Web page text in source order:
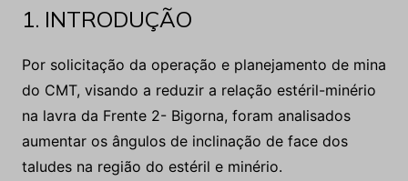
na lavra da Frente 2- Bigorna, foram analisados
taludes na região do estéril e minério.
Em todas as regiões foram realizadas as análises de
estabilidade. Inicialmente foram realizadas as
análises para os taludes dos bancos individuais,